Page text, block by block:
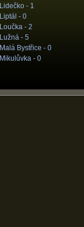
Lidečko - 1
Liptál - 0
Loučka - 2
Lužná - 5
Malá Bystřice - 0
Mikulůvka - 0